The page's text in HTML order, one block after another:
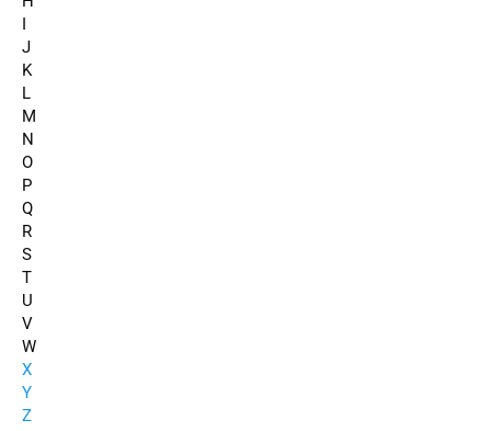
I
J
K
L
M
N
O
P
Q
R
S
T
U
V
W
X
Y
Z